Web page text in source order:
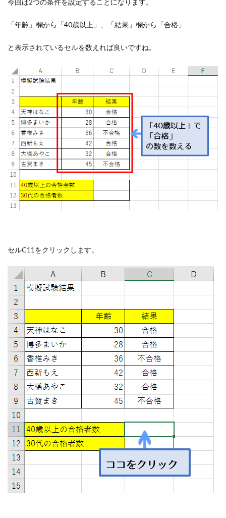
今回は2つの条件を設定することになります。
「年齢」欄から「40歳以上」、「結果」欄から「合格」
と表示されているセルを数えれば良いですね。
セルC11をクリックします。